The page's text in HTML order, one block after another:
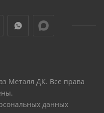
Металл ДК. Все права
данных